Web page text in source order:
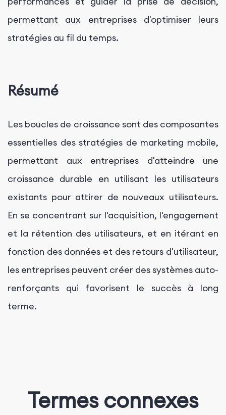
permettant aux entreprises d'optimiser leurs
stratégies au fil du temps.
Résumé
Les boucles de croissance sont des composantes
essentielles des stratégies de marketing mobile,
permettant aux entreprises d'atteindre une
croissance durable en utilisant les utilisateurs
existants pour attirer de nouveaux utilisateurs.
En se concentrant sur l'acquisition, l'engagement
et la rétention des utilisateurs, et en itérant en
fonction des données et des retours d'utilisateur,
les entreprises peuvent créer des systèmes auto-
renforçants qui favorisent le succès à long
terme.
Termes connexes